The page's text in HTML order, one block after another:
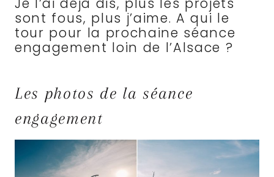
sont fous, plus j’aime. A qui le
tour pour la prochaine séance
engagement loin de l’Alsace ?
Les photos de la séance
engagement